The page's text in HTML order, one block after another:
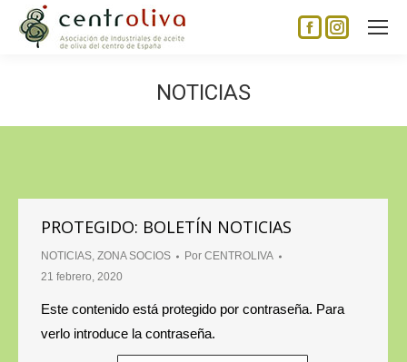
Facebook
Instagram
NOTICIAS
PROTEGIDO: BOLETÍN NOTICIAS
NOTICIAS, ZONA SOCIOS Por CENTROLIVA
21 febrero, 2020
Este contenido está protegido por contraseña. Para
verlo introduce la contraseña.